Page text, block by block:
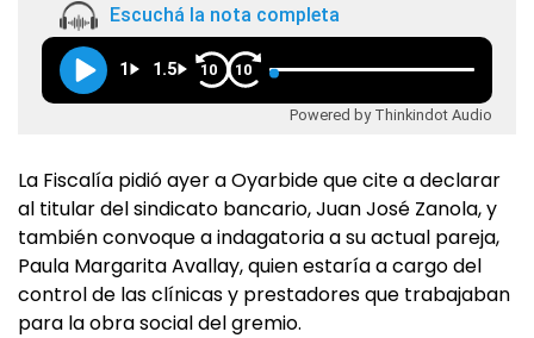
Escuchá la nota completa
1 1.5 10 10
Powered by Thinkindot Audio
La Fiscalía pidió ayer a Oyarbide que cite a declarar
al titular del sindicato bancario, Juan José Zanola, y
también convoque a indagatoria a su actual pareja,
Paula Margarita Avallay, quien estaría a cargo del
control de las clínicas y prestadores que trabajaban
para la obra social del gremio.